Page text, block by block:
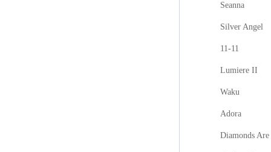
Seanna
Silver Angel
11-11
Lumiere II
Waku
Adora
Diamonds